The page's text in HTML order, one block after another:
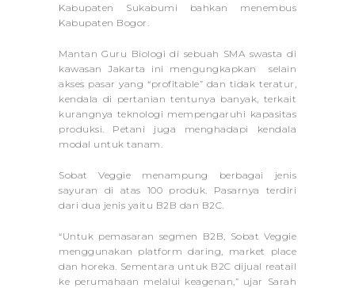
Kabupaten Sukabumi bahkan menembus
Kabupaten Bogor.
Mantan Guru Biologi di sebuah SMA swasta di
kawasan Jakarta ini mengungkapkan selain
akses pasar yang “profitable” dan tidak teratur,
kendala di pertanian tentunya banyak, terkait
kurangnya teknologi mempengaruhi kapasitas
produksi. Petani juga menghadapi kendala
modal untuk tanam.
Sobat Veggie menampung berbagai jenis
sayuran di atas 100 produk. Pasarnya terdiri
dari dua jenis yaitu B2B dan B2C.
“Untuk pemasaran segmen B2B, Sobat Veggie
menggunakan platform daring, market place
dan horeka. Sementara untuk B2C dijual reatail
ke perumahaan melalui keagenan,” ujar Sarah